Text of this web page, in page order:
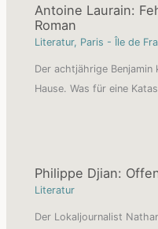
Antoine Laurain:
Roman
Literatur, Paris - Île de
Der achtjährige
Hause. Was für eine
Philippe Djian:
Literatur
Der Lokaljournalist